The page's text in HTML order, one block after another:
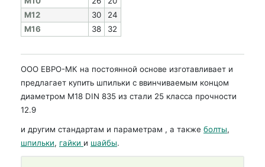
M12
30
24
M16
38 32
ООО ЕВРО-МК на постоянной основе изготавливает и
предлагает купить шпильки с ввинчиваемым концом
диаметром М18 DIN 835 из стали 25 класса прочности
12.9
и другим стандартам и параметрам , а также болты,
шпильки, гайки и шайбы.